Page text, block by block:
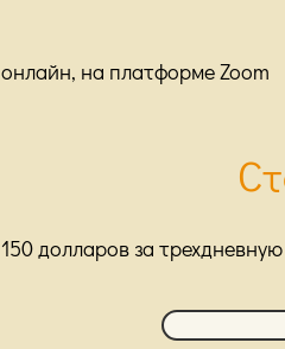
онлайн, на платформе Zoom
150 долларов за